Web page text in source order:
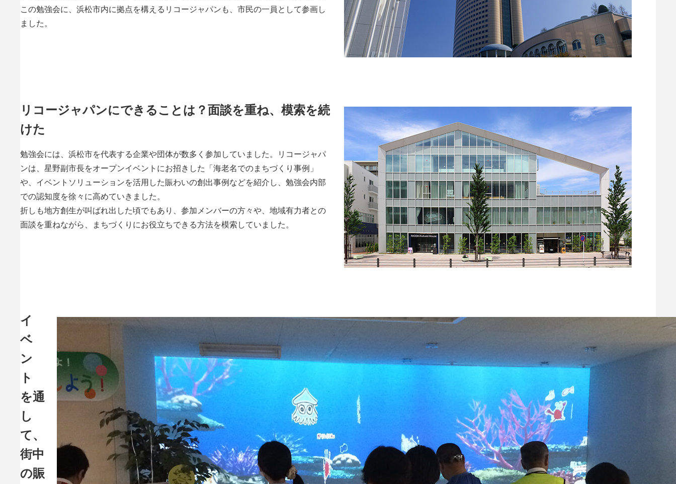
この勉強会に、浜松市内に拠点を構えるリコージャパンも、市民の一員として参画し
ました。
リコージャパンにできることは？面談を重ね、模索を続
けた
勉強会には、浜松市を代表する企業や団体が数多く参加していました。リコージャパ
ンは、星野副市長をオープンイベントにお招きした「海老名でのまちづくり事例」
や、イベントソリューションを活用した賑わいの創出事例などを紹介し、勉強会内部
での認知度を徐々に高めていきました。
折しも地方創生が叫ばれ出した頃でもあり、参加メンバーの方々や、地域有力者との
面談を重ねながら、まちづくりにお役立ちできる方法を模索していました。
イ
ベ
ン
ト
を通
し
て、
街中
の賑